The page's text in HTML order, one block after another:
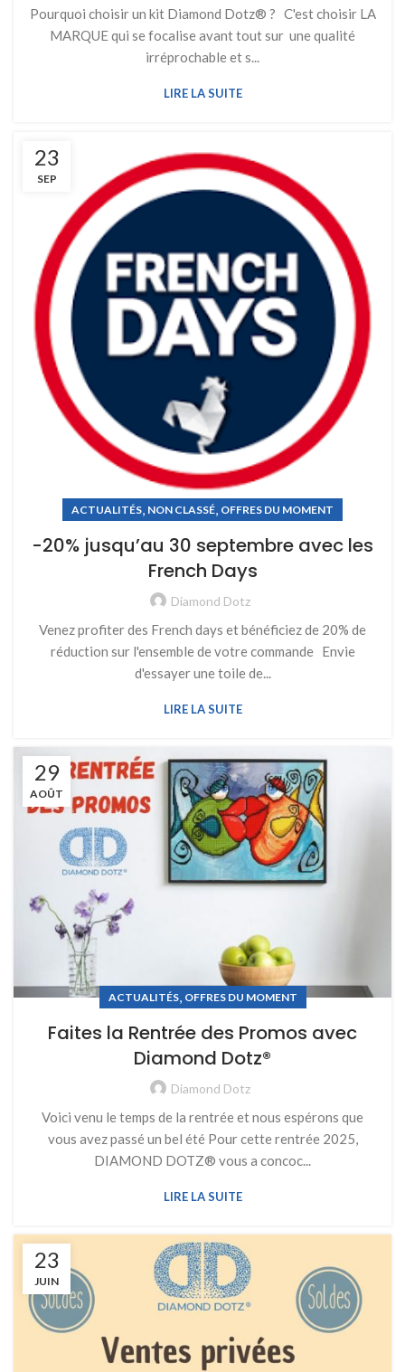
Pourquoi choisir un kit Diamond Dotz® ? C'est choisir LA
MARQUE qui se focalise avant tout sur une qualité
irréprochable et s...
LIRE LA SUITE
23
SEP
ACTUALITÉS, NON CLASSÉ, OFFRES DU MOMENT
-20% jusqu’au 30 septembre avec les
French Days
Diamond Dotz
Venez profiter des French days et bénéficiez de 20% de
réduction sur l'ensemble de votre commande Envie
d'essayer une toile de...
LIRE LA SUITE
29
AOÛT
ACTUALITÉS, OFFRES DU MOMENT
Faites la Rentrée des Promos avec
Diamond Dotz®
Diamond Dotz
Voici venu le temps de la rentrée et nous espérons que
vous avez passé un bel été Pour cette rentrée 2025,
DIAMOND DOTZ® vous a concoc...
LIRE LA SUITE
23
JUIN